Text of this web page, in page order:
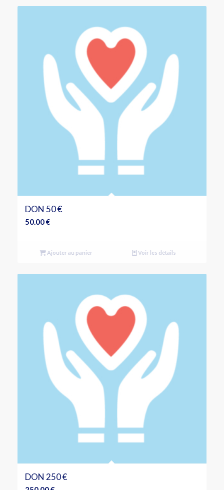
DON 50 €
50.00€
Ajouter au panier Voir les détails
DON 250 €